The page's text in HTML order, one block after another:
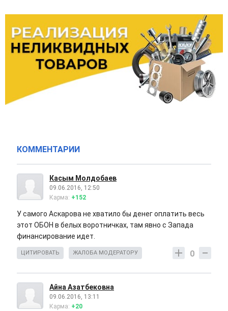
КОММЕНТАРИИ
Касым Молдобаев
09.06.2016, 12:50
Карма: +152
У самого Аскарова не хватило бы денег оплатить весь
этот ОБОН в белых воротничках, там явно с Запада
финансирование идет.
0
ЦИТИРОВАТЬ ЖАЛОБА МОДЕРАТОРУ
Айна Азатбековна
09.06.2016, 13:11
Карма: +20